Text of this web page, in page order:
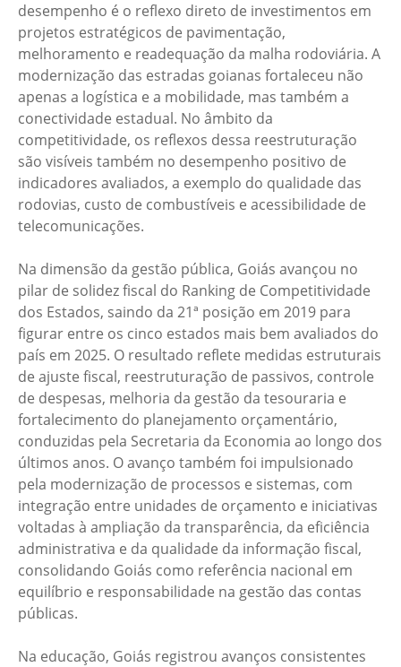
desempenho é o reflexo direto de investimentos em
projetos estratégicos de pavimentação,
melhoramento e readequação da malha rodoviária. A
modernização das estradas goianas fortaleceu não
apenas a logística e a mobilidade, mas também a
conectividade estadual. No âmbito da
competitividade, os reflexos dessa reestruturação
são visíveis também no desempenho positivo de
indicadores avaliados, a exemplo do qualidade das
rodovias, custo de combustíveis e acessibilidade de
telecomunicações.
Na dimensão da gestão pública, Goiás avançou no
pilar de solidez fiscal do Ranking de Competitividade
dos Estados, saindo da 21ª posição em 2019 para
figurar entre os cinco estados mais bem avaliados do
país em 2025. O resultado reflete medidas estruturais
de ajuste fiscal, reestruturação de passivos, controle
de despesas, melhoria da gestão da tesouraria e
fortalecimento do planejamento orçamentário,
conduzidas pela Secretaria da Economia ao longo dos
últimos anos. O avanço também foi impulsionado
pela modernização de processos e sistemas, com
integração entre unidades de orçamento e iniciativas
voltadas à ampliação da transparência, da eficiência
administrativa e da qualidade da informação fiscal,
consolidando Goiás como referência nacional em
equilíbrio e responsabilidade na gestão das contas
públicas.
Na educação, Goiás registrou avanços consistentes